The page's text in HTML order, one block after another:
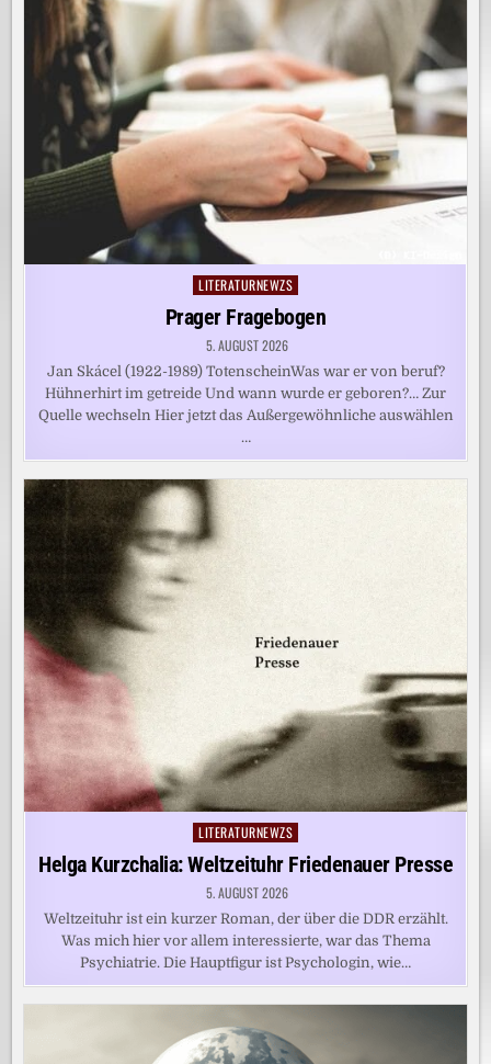
Posted
LITERATURNEWZS
Prager Fragebogen
5. AUGUST 2026
Jan Skácel (1922-1989) TotenscheinWas war er von beruf?
Hühnerhirt im getreide Und wann wurde er geboren?… Zur
Quelle wechseln Hier jetzt das Außergewöhnliche auswählen
…
Posted
in
LITERATURNEWZS
Helga Kurzchalia: Weltzeituhr Friedenauer Presse
5. AUGUST 2026
Weltzeituhr ist ein kurzer Roman, der über die DDR erzählt.
Was mich hier vor allem interessierte, war das Thema
Psychiatrie. Die Hauptfigur ist Psychologin, wie…